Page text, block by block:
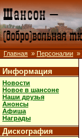
Главная » Персоналии »
Информация
Новости
Новое в шансоне
Наши друзья
Анонсы
Афиша
Награды
Дискография